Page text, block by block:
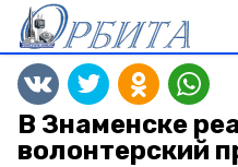
В Знаменске
волонтерский